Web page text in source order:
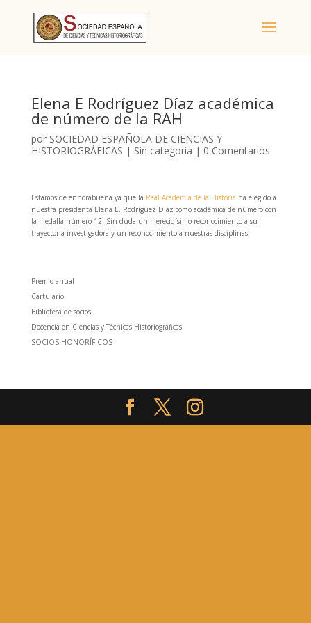
Elena E Rodríguez Díaz académica
de número de la RAH
por SOCIEDAD ESPAÑOLA DE CIENCIAS Y
HISTORIOGRÁFICAS | Sin categoría | 0 Comentarios
Estamos de enhorabuena ya que la Real Academia de la Historia ha elegido a
nuestra presidenta Elena E. Rodríguez Díaz como académica de número con
la medalla número 12. Sin duda un merecidísimo reconocimiento a su
trayectoria investigadora y un reconocimiento a nuestras disciplinas
Premio anual
Cartulario
Biblioteca de socios
Docencia en Ciencias y Técnicas Historiográficas
SOCIOS HONORÍFICOS